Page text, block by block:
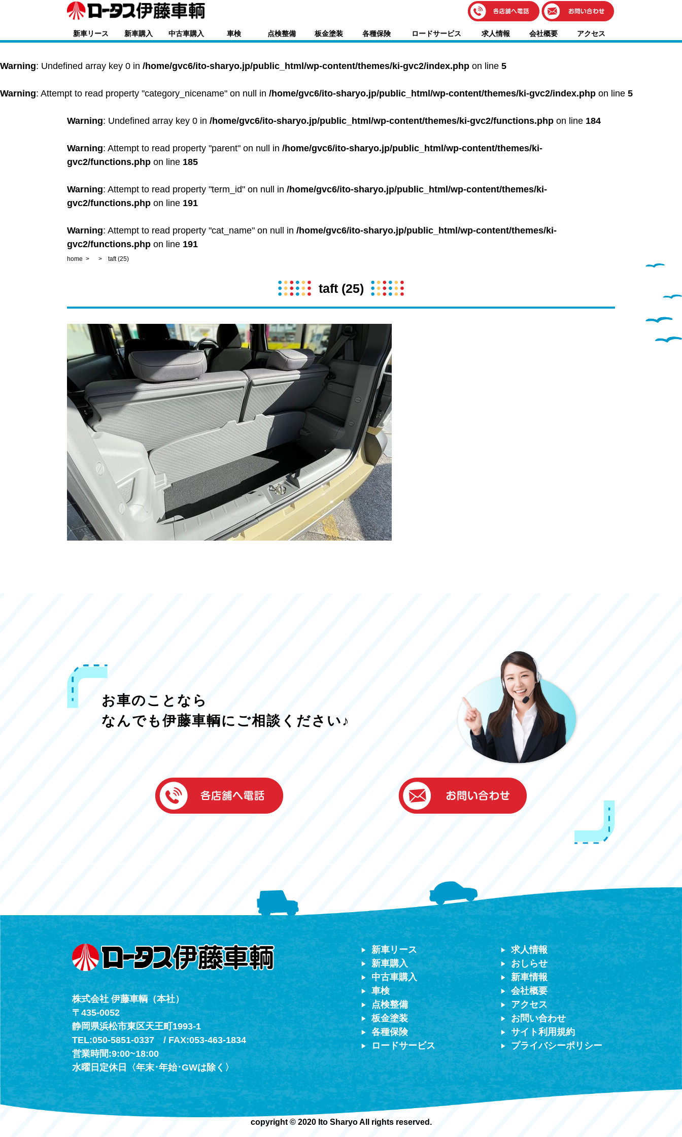
伊藤車輌（本社）
050-5851-0337
050-5851-0338
レスキューセンター
（年中無休24h対応）
新車リース 新車購入 中古車購入 車検 点検整備 板金塗装 各種保険 ロードサービス 求人情報 会社概要 アクセス
Warning: Undefined array key 0 in /home/gvc6/ito-sharyo.jp/public_html/wp-content/themes/ki-gvc2/index.php on line 5
Warning: Attempt to read property "category_nicename" on null in /home/gvc6/ito-sharyo.jp/public_html/wp-content/themes/ki-gvc2/index.php on line 5
Warning: Undefined array key 0 in /home/gvc6/ito-sharyo.jp/public_html/wp-content/themes/ki-gvc2/functions.php on line 184
Warning: Attempt to read property "parent" on null in /home/gvc6/ito-sharyo.jp/public_html/wp-content/themes/ki-
gvc2/functions.php on line 185
Warning: Attempt to read property "term_id" on null in /home/gvc6/ito-sharyo.jp/public_html/wp-content/themes/ki-
gvc2/functions.php on line 191
Warning: Attempt to read property "cat_name" on null in /home/gvc6/ito-sharyo.jp/public_html/wp-content/themes/ki-
gvc2/functions.php on line 191
home taft (25)
taft (25)
お車のことなら
なんでも伊藤車輌にご相談ください♪
伊藤車輌（本社）
050-5851-0337
株式会社 伊藤車輌（本社）
〒435-0052
静岡県浜松市東区天王町1993-1
TEL:050-5851-0337 / FAX:053-463-1834
営業時間:9:00~18:00
水曜日定休日〈年末･年始･GWは除く〉
新車リース
新車購入
中古車購入
車検
点検整備
板金塗装
各種保険
ロードサービス
求人情報
おしらせ
新車情報
会社概要
アクセス
お問い合わせ
サイト利用規約
プライバシーポリシー
copyright © 2020 Ito Sharyo All rights reserved.